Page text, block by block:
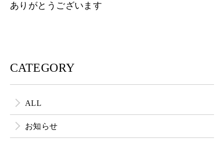
ありがとうございます
CATEGORY
ALL
お知らせ